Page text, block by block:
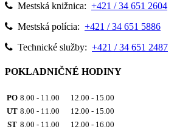
Mestská knižnica: +421 / 34 651 2604
Mestská polícia: +421 / 34 651 5886
Technické služby: +421 / 34 651 2487
POKLADNIČNÉ HODINY
PO 8.00 - 11.00 12.00 - 15.00
UT 8.00 - 11.00 12.00 - 15.00
ST 8.00 - 11.00 12.00 - 16.00